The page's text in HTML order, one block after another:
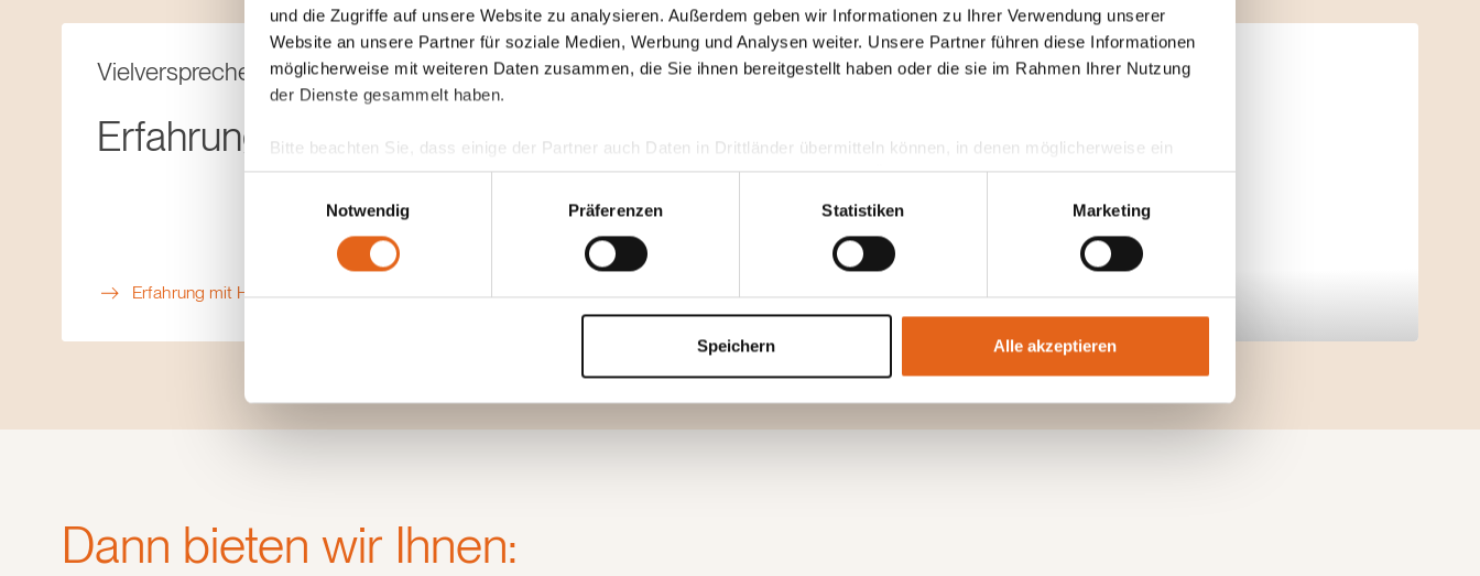
und die Zugriffe auf unsere Website zu analysieren. Außerdem geben wir Informationen zu Ihrer Verwendung unserer
Website an unsere Partner für soziale Medien, Werbung und Analysen weiter. Unsere Partner führen diese Informationen
möglicherweise mit weiteren Daten zusammen, die Sie ihnen bereitgestellt haben oder die sie im Rahmen Ihrer Nutzung
der Dienste gesammelt haben.
Bitte beachten Sie, dass einige der Partner auch Daten in Drittländer übermitteln können, in denen möglicherweise ein
anderes Datenschutzniveau besteht als in der EU. Wir stellen sicher, dass die Übermittlung Ihrer Daten in
Übereinstimmung mit den geltenden Datenschutzgesetzen erfolgt und geeignete Schutzmaßnahmen getroffen werden.
Sie geben Einwilligung zu unseren Cookies, wenn Sie unsere Webseite weiterhin nutzen.
Notwendig
Präferenzen Statistiken Marketing
Speichern Alle akzeptieren
Vielversprechende Referenzen
Erfahrungen mit Haas
Erfahrung mit Haas
Dann bieten wir Ihnen: